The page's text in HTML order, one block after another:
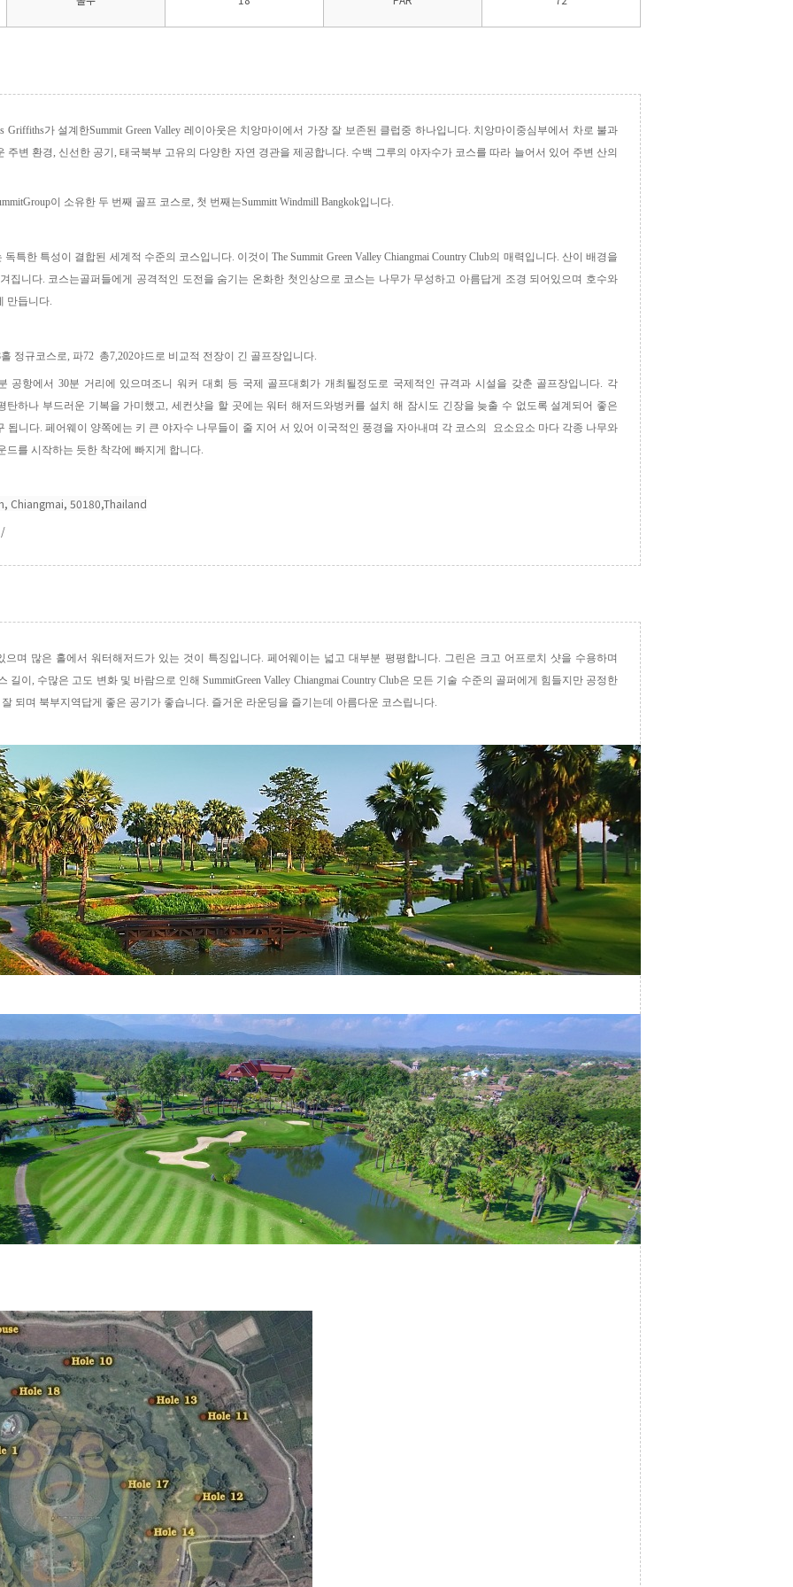
Griffiths가 설계한Summit Green Valley 레이아웃은 치앙마이에서 가장 잘 보존된 클럽중 하나입니다. 치앙마이중심부에서 차로 불과
주변 환경, 신선한 공기,태국북부 고유의 다양한 자연 경관을 제공합니다. 수백 그루의 야자수가 코스를 따라 늘어서 있어 주변 산의
이 소유한 두 번째 골프 코스로, 첫 번째는Summitt Windmill Bangkok입니다.
특한 특성이 결합된 세계적 수준의 코스입니다. 이것이 The Summit Green Valley Chiangmai Country Club의 매력입니다. 산이 배경을
집니다. 코스는골퍼들에게 공격적인 도전을 숨기는 온화한 첫인상으로 코스는 나무가 무성하고 아름답게 조경 되어있으며 호수와
만듭니다.
홀 정규코스로, 파72 총7,202야드로 비교적 전장이 긴 골프장입니다.
공항에서 30분 거리에 있으며조니 워커 대회 등 국제 골프대회가 개최될정도로 국제적인 규격과 시설을 갖춘 골프장입니다. 각
탄하나 부드러운 기복을 가미했고,세컨샷을 할 곳에는 워터 해저드와벙커를 설치 해 잠시도 긴장을 늦출 수 없도록 설계되어 좋은
됩니다. 페어웨이 양쪽에는 키 큰 야자수 나무들이 줄 지어 서 있어 이국적인 풍경을 자아내며 각 코스의
요소요소 마다 각종 나무와
드를 시작하는 듯한 착각에 빠지게 합니다.
Chiangmai, 50180,Thailand
며 많은 홀에서 워터해저드가 있는 것이 특징입니다.페어웨이는 넓고 대부분 평평합니다. 그린은 크고 어프로치 샷을 수용하며
길이, 수많은 고도 변화 및 바람으로 인해 SummitGreen Valley Chiangmai Country Club은 모든 기술 수준의 골퍼에게 힘들지만 공정한
되며 북부지역답게 좋은 공기가 좋습니다. 즐거운 라운딩을 즐기는데 아름다운 코스립니다.